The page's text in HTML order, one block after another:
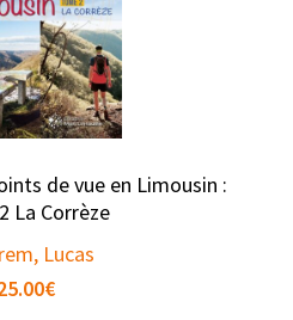
de vue en Limousin :
La Corrèze
Lucas
€